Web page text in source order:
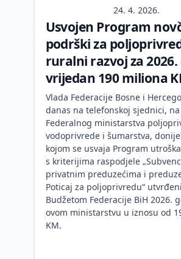
24. 4. 2026.
Usvojen Program
podrški za
ruralni razvoj za
vrijedan 190 miliona
Vlada Federacije Bosne i
danas na telefonskoj sjednici,
Federalnog ministarstva
vodoprivrede i šumarstva,
kojom se usvaja Program
s kriterijima raspodjele
privatnim preduzećima i
Poticaj za poljoprivredu“
Budžetom Federacije BiH 2026.
ovom ministarstvu u iznosu od
KM.